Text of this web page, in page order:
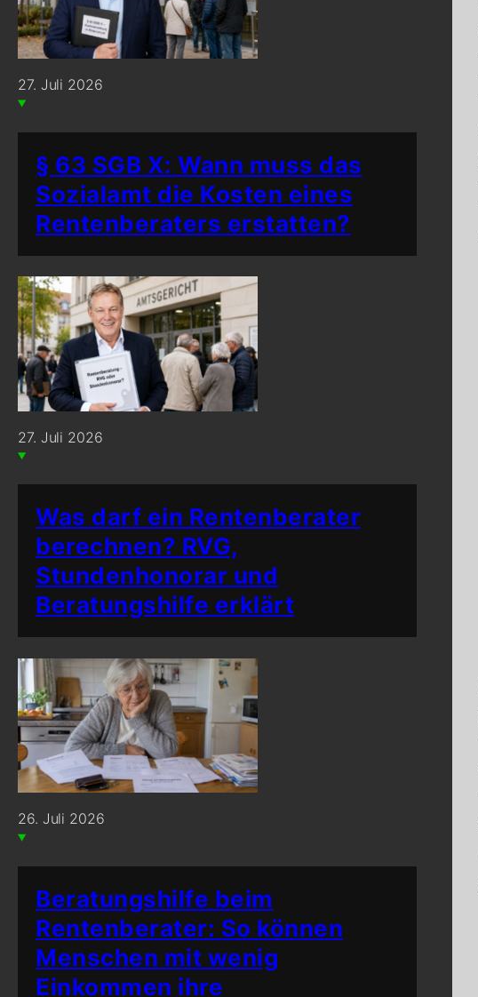
27. Juli 2026
§ 63 SGB X: Wann muss das
Sozialamt die Kosten eines
Rentenberaters erstatten?
27. Juli 2026
Was darf ein Rentenberater
berechnen? RVG,
Stundenhonorar und
Beratungshilfe erklärt
26. Juli 2026
Beratungshilfe beim
Rentenberater: So können
Menschen mit wenig
Einkommen ihre